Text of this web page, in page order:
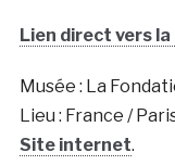
Lien direct vers
Musée : La
Lieu : France /
Site internet.